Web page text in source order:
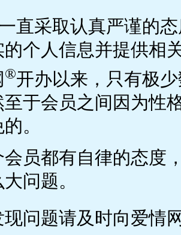
直采取认真严谨的
个人信息并提供相
®开办以来，只有极
至于会员之间因为性
。
会员都有自律的态度
问题。
问题请及时向爱情